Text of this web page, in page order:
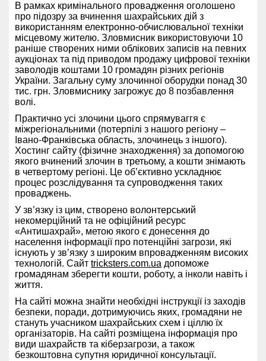
В рамках кримінального провадження оголошено
про підозру за вчинення шахрайських дій з
використанням електронно-обчислювальної техніки
місцевому жителю. Зловмисник використовуючи 10
раніше створених ними облікових записів на певних
аукціонах та під приводом продажу цифрової техніки
заволодів коштами 10 громадян різних регіонів
України. Загальну суму злочинної оборудки понад 30
тис. грн. Зловмиснику загрожує до 8 позбавлення
волі.
Практично усі злочини цього спрямуваггя є
міжрегіональними (потерпілі з нашого регіону –
Івано-Франківська область, злочинець з іншого).
Хостинг сайту (фізичне знаходження) за допомогою
якого вчинений злочин в третьому, а кошти знімають
в четвертому регіоні. Це об’єктивно ускладнює
процес розслідування та супроводження таких
проваджень.
У зв’язку із цим, створено волонтерський
некомерційний та не офіційний ресурс
«Антишахрай», метою якого є донесення до
населення інформації про потенційні загрози, які
існують у зв’язку з широким впровадженням високих
технологій. Сайт tricksters.com.ua допоможе
громадянам зберегти кошти, роботу, а інколи навіть і
життя.
На сайті можна знайти необхідні інструкції із заходів
безпеки, поради, дотримуючись яких, громадяни не
стануть учасником шахрайських схем і ціллю їх
організаторів. На сайті розміщена інформація про
види шахрайств та кіберзагрози, а також
безкоштовна супутня юридичної консультації.